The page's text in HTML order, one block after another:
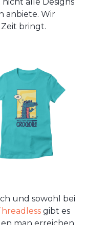
anbiete. Wir
bringt.
und sowohl bei
gibt es